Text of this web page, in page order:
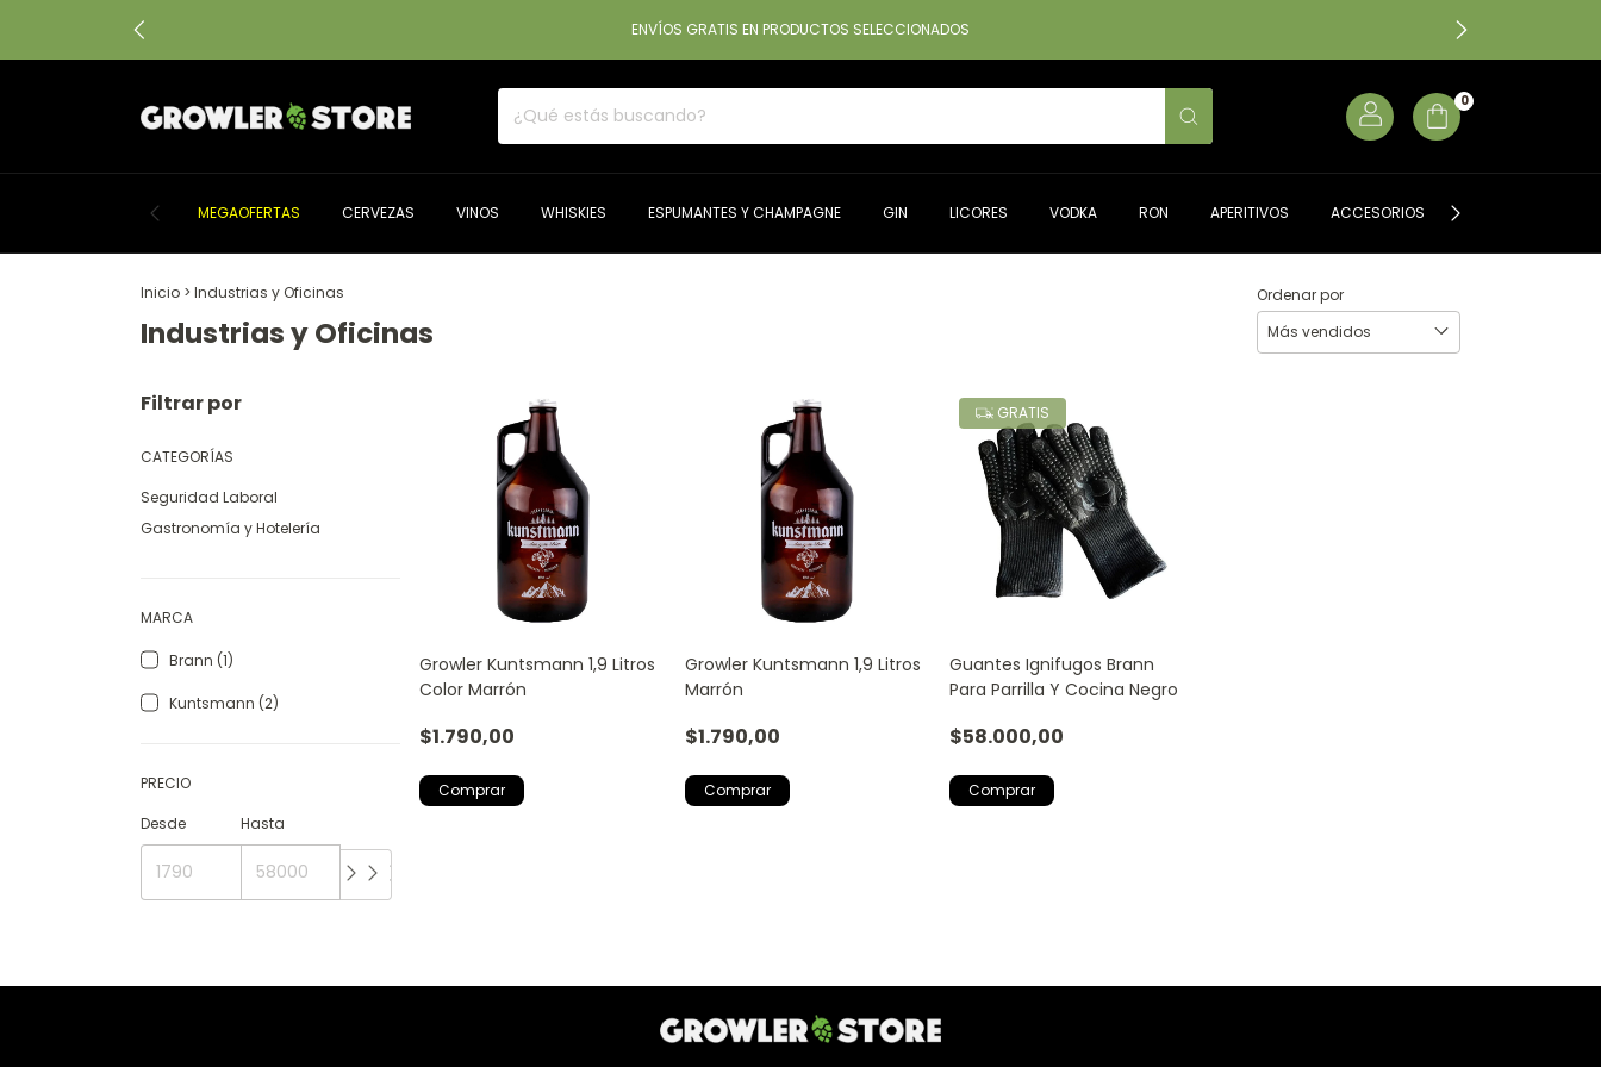
ENVÍOS GRATIS EN PRODUCTOS SELECCIONADOS
0
MEGAOFERTAS CERVEZAS VINOS WHISKIES ESPUMANTES Y CHAMPAGNE GIN LICORES VODKA RON APERITIVOS ACCESORIOS
Inicio > Industrias y Oficinas
Industrias y Oficinas
Ordenar por
Filtrar por
CATEGORÍAS
Seguridad Laboral
Gastronomía y Hotelería
MARCA
Brann (1)
Kuntsmann (2)
PRECIO
Desde
Hasta
Growler Kuntsmann 1,9 Litros
Color Marrón
$1.790,00
Growler Kuntsmann 1,9 Litros
Marrón
$1.790,00
GRATIS
Guantes Ignifugos Brann
Para Parrilla Y Cocina Negro
$58.000,00